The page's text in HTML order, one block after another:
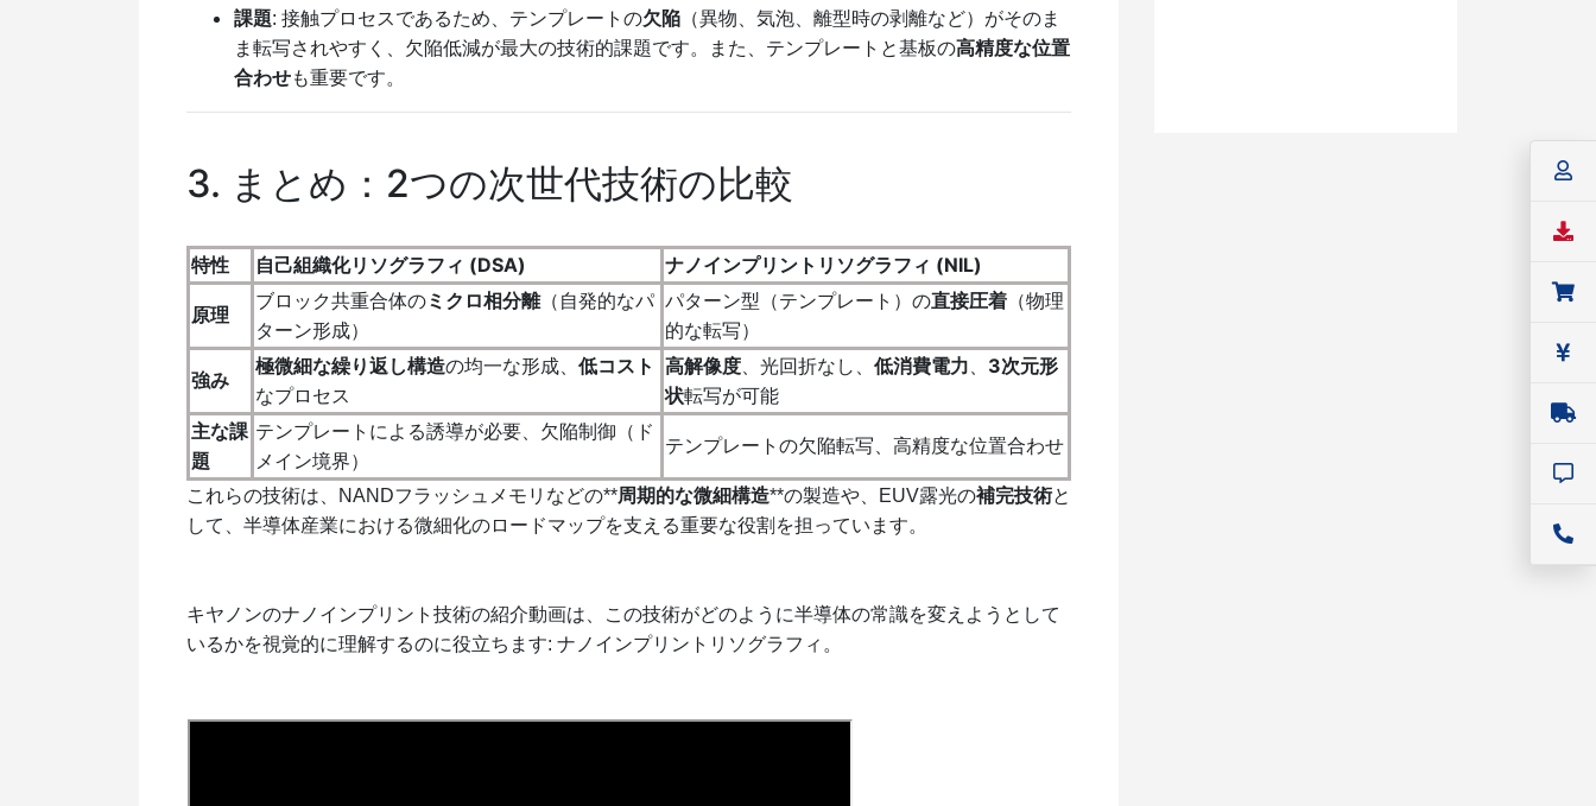
課題: 接触プロセスであるため、テンプレートの欠陥 （異物、気泡、離型時の剥離など）がそのま
ま転写されやすく、欠陥低減が最大の技術的課題です。また、テンプレートと基板の高精度な位置
合わせも重要です。
3. まとめ：2つの次世代技術の比較
特性 自己組織化リソグラフィ (DSA) ナノインプリントリソグラフィ (NIL)
原理
ブロック共重合体のミクロ相分離（自発的なパ
ターン形成）
パターン型（テンプレート）の直接圧着 （物理
的な転写）
強み
極微細な繰り返し構造の均一な形成、 低コスト
なプロセス
高解像度 、光回折なし、 低消費電力
3次元形
状転写が可能
主な課
題
テンプレートによる誘導が必要、欠陥制御（ド
メイン境界）
テンプレートの欠陥転写、高精度な位置合わせ
これらの技術は、NANDフラッシュメモリなどの**周期的な微細構造**の製造や、 EUV露光の補完技術と
して、半導体産業における微細化のロードマップを支える重要な役割を担っています。
キヤノンのナノインプリント技術の紹介動画は、この技術がどのように半導体の常識を変えようとして
いるかを視覚的に理解するのに役立ちます: ナノインプリントリソグラフィ。